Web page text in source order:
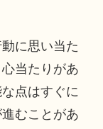
に思い当た
当たりがあ
点はすぐに
むことがあ